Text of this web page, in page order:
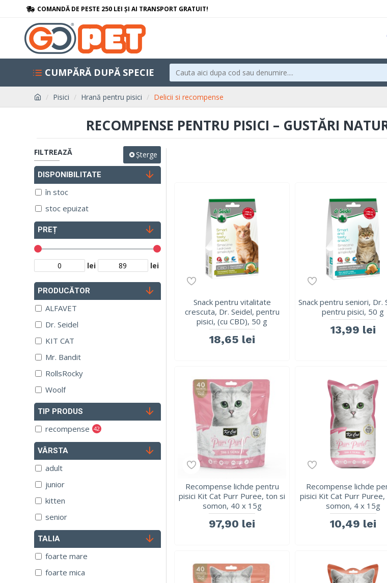
COMANDĂ DE PESTE 250 LEI ȘI AI TRANSPORT GRATUIT!
CUMPĂRĂ DUPĂ SPECIE
Pisici Hrană pentru pisici Delicii si recompense
RECOMPENSE PENTRU PISICI – GUSTĂRI
FILTREAZĂ Șterge
PREȚ
lei lei
PRODUCĂTOR
ALFAVET
Dr. Seidel
KIT CAT
Mr. Bandit
RollsRocky
Woolf
VÂRSTA
adult
junior
kitten
senior
TALIA
foarte mare
foarte mica
TIP PRODUS
recompense 42
DISPONIBILITATE
în stoc
stoc epuizat
Snack pentru vitalitate
crescuta, Dr. Seidel, pentru
pisici, (cu CBD), 50 g
18,65 lei
Snack pentru seniori, Dr.
pentru pisici, 50 g
13,99 lei
Recompense lichde pentru
pisici Kit Cat Purr Puree, ton si
somon, 40 x 15g
97,90 lei
Recompense lichde
pisici Kit Cat Purr
somon, 4 x 15g
10,49 lei